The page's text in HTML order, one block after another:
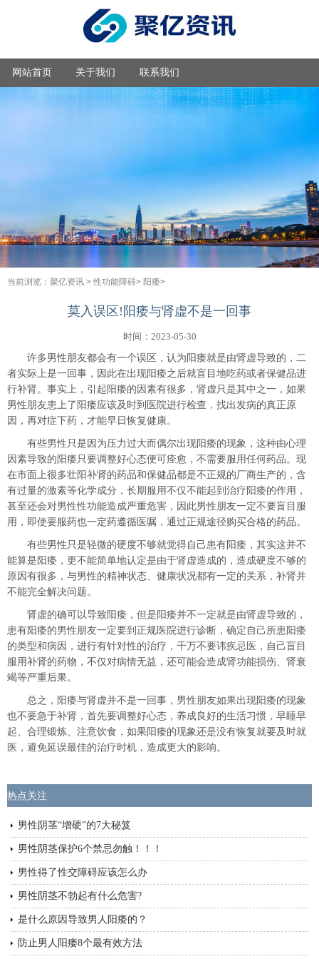
网站首页 关于我们 联系我们
当前浏览： 聚亿资讯 > 性功能障碍> 阳痿>
莫入误区!阳痿与肾虚不是一回事
时间：2023-05-30
许多男性朋友都会有一个误区，认为阳痿就是由肾虚导致的，二
者实际上是一回事，因此在出现阳痿之后就盲目地吃药或者保健品进
行补肾。事实上，引起阳痿的因素有很多，肾虚只是其中之一，如果
男性朋友患上了阳痿应该及时到医院进行检查，找出发病的真正原
因，再对症下药，才能早日恢复健康。
有些男性只是因为压力过大而偶尔出现阳痿的现象，这种由心理
因素导致的阳痿只要调整好心态便可痊愈，不需要服用任何药品。现
在市面上很多壮阳补肾的药品和保健品都是不正规的厂商生产的，含
有过量的激素等化学成分，长期服用不仅不能起到治疗阳痿的作用，
甚至还会对男性性功能造成严重危害，因此男性朋友一定不要盲目服
用，即使要服药也一定药遵循医嘱，通过正规途径购买合格的药品。
有些男性只是轻微的硬度不够就觉得自己患有阳痿，其实这并不
能算是阳痿，更不能简单地认定是由于肾虚造成的，造成硬度不够的
原因有很多，与男性的精神状态、健康状况都有一定的关系，补肾并
不能完全解决问题。
肾虚的确可以导致阳痿，但是阳痿并不一定就是由肾虚导致的，
患有阳痿的男性朋友一定要到正规医院进行诊断，确定自己所患阳痿
的类型和病因，进行有针对性的治疗，千万不要讳疾忌医，自己盲目
服用补肾的药物，不仅对病情无益，还可能会造成肾功能损伤、肾衰
竭等严重后果。
总之，阳痿与肾虚并不是一回事，男性朋友如果出现阳痿的现象
也不要急于补肾，首先要调整好心态，养成良好的生活习惯，早睡早
起、合理锻炼、注意饮食，如果阳痿的现象还是没有恢复就要及时就
医，避免延误最佳的治疗时机，造成更大的影响。
热点关注
男性阴茎“增硬”的7大秘笈
男性阴茎保护6个禁忌勿触！！！
男性得了性交障碍应该怎么办
男性阴茎不勃起有什么危害?
是什么原因导致男人阳痿的？
防止男人阳痿8个最有效方法